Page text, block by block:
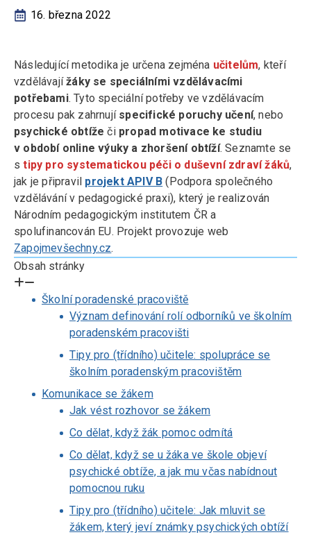
16. března 2022
Následující metodika je určena zejména učitelům, kteří
vzdělávajížáky se speciálními vzdělávacími
potřebami. Tyto speciální potřeby ve vzdělávacím
procesu pak zahrnují specifické poruchy učení, nebo
psychické obtíže či propad motivace ke studiu
v období online výuky a zhoršení obtíží. Seznamte se
stipy pro systematickou péči o duševní zdraví žáků,
jak je připravil projekt APIV B (Podpora společného
vzdělávání v pedagogické praxi), který je realizován
Národním pedagogickým institutem ČR a
spolufinancován EU. Projekt provozuje web
Zapojmevšechny.cz.
Obsah stránky
Školní poradenské pracoviště
Význam definování rolí odborníků ve školním
poradenském pracovišti
Tipy pro (třídního) učitele: spolupráce se
školním poradenským pracovištěm
Komunikace se žákem
Jak vést rozhovor se žákem
Co dělat, když žák pomoc odmítá
Co dělat, když se u žáka ve škole objeví
psychické obtíže, a jak mu včas nabídnout
pomocnou ruku
Tipy pro (třídního) učitele: Jak mluvit se
žákem, který jeví známky psychických obtíží